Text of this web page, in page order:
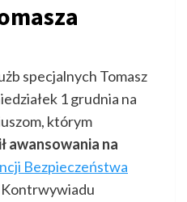
specjalnych Tomasz
1 grudnia na
którym
awansowania na
Bezpieczeństwa
Kontrwywiadu